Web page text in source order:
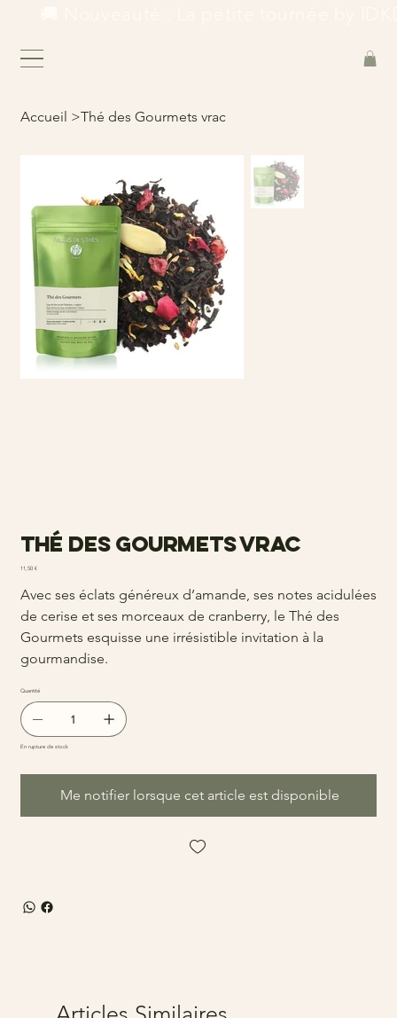
Accueil >Thé des Gourmets vrac
Thé des Gourmets vrac
Prix
11,50 €
Avec ses éclats généreux d’amande, ses notes acidulées
de cerise et ses morceaux de cranberry, le Thé des
Gourmets esquisse une irrésistible invitation à la
gourmandise.
Quantité
En rupture de stock
Me notifier lorsque cet article est disponible